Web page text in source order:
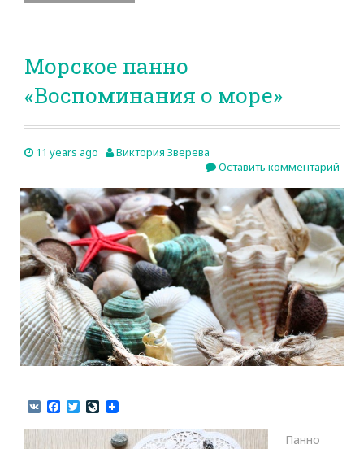
Морское панно
«Воспоминания о море»
11 years ago
Виктория Зверева
Оставить комментарий
V
c
T
i
L
v
Панно